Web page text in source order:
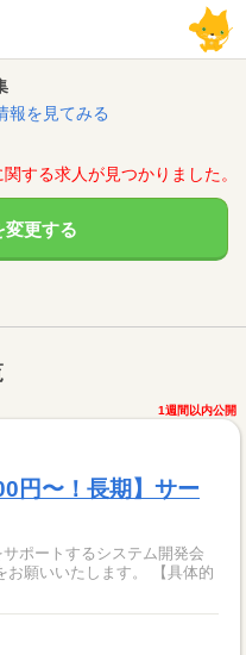
報を見てみる
する求人が見つかりました。
変更する
1週間以内公開
円〜！長期】サー
ポートするシステム開発会
いたします。 【具体的